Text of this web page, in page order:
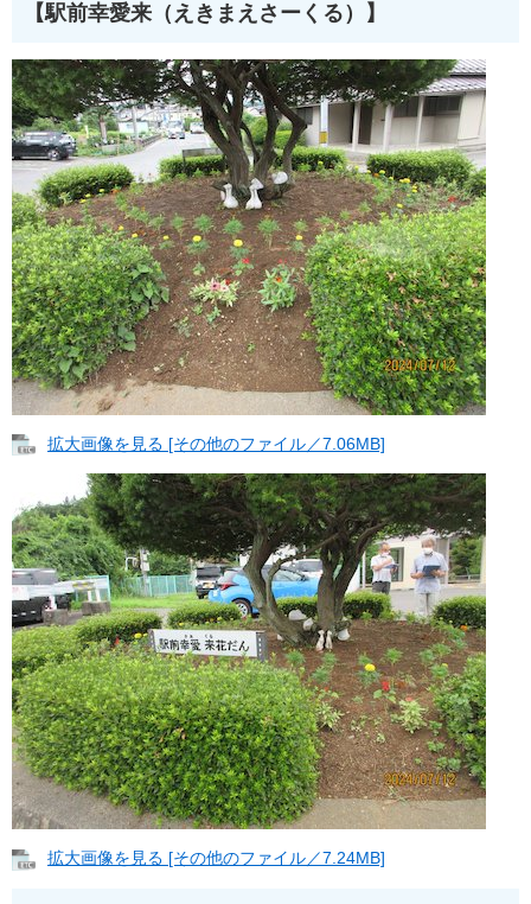
【駅前幸愛来（えきまえさーくる）】
拡大画像を見る [その他のファイル／7.06MB]
拡大画像を見る [その他のファイル／7.24MB]